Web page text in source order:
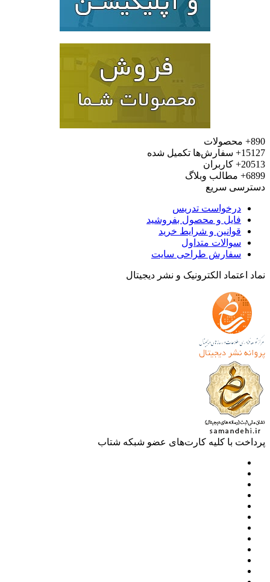
محصولات
سفارش‌ها تکمیل شده
کاربران
مطالب وبلاگ
سریع
درخواست تدریس
فایل و محصول بفروشید
قوانین و شرایط خرید
سوالات متداول
سفارش طراحی سایت
اعتماد الکترونیک و نشر دیجیتال
با کلیه کارت‌های عضو شبکه شتاب